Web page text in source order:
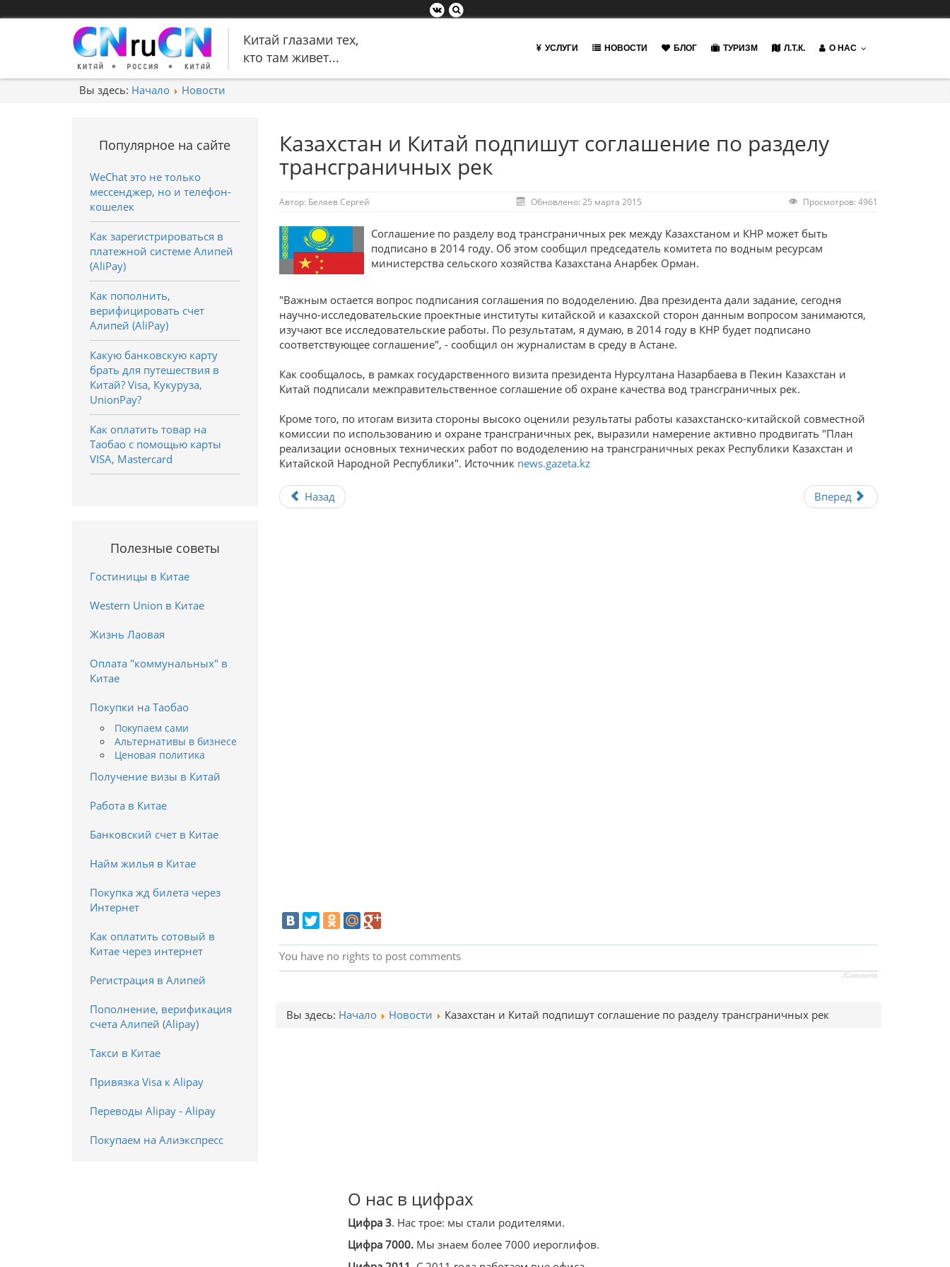
Китай глазами тех,
кто там живет...
УСЛУГИ НОВОСТИ БЛОГ ТУРИЗМ Л.Т.К. О НАС
Вы здесь: Начало Новости
Казахстан и Китай подпишут соглашение по разделу
трансграничных рек
Автор: Беляев Сергей Обновлено: 25 марта 2015 Просмотров: 4961
Соглашение по разделу вод трансграничных рек между Казахстаном и КНР может быть
подписано в 2014 году. Об этом сообщил председатель комитета по водным ресурсам
министерства сельского хозяйства Казахстана Анарбек Орман.
"Важным остается вопрос подписания соглашения по вододелению. Два президента дали задание, сегодня
научно-исследовательские проектные институты китайской и казахской сторон данным вопросом занимаются,
изучают все исследовательские работы. По результатам, я думаю, в 2014 году в КНР будет подписано
соответствующее соглашение", - сообщил он журналистам в среду в Астане.
Как сообщалось, в рамках государственного визита президента Нурсултана Назарбаева в Пекин Казахстан и
Китай подписали межправительственное соглашение об охране качества вод трансграничных рек.
Кроме того, по итогам визита стороны высоко оценили результаты работы казахстанско-китайской совместной
комиссии по использованию и охране трансграничных рек, выразили намерение активно продвигать "План
реализации основных технических работ по вододелению на трансграничных реках Республики Казахстан и
Китайской Народной Республики". Источник news.gazeta.kz
Назад Вперед
You have no rights to post comments
JComments
Вы здесь: Начало Новости Казахстан и Китай подпишут соглашение по разделу трансграничных рек
Популярное на сайте
WeChat это не только
мессенджер, но и телефон-
кошелек
Как зарегистрироваться в
платежной системе Алипей
(AliPay)
Как пополнить,
верифицировать счет
Алипей (AliPay)
Какую банковскую карту
брать для путешествия в
Китай? Visa, Кукуруза,
UnionPay?
Как оплатить товар на
Таобао с помощью карты
VISA, Mastercard
Полезные советы
Гостиницы в Китае
Western Union в Китае
Жизнь Лаовая
Оплата "коммунальных" в
Китае
Покупки на Таобао
Покупаем сами
Альтернативы в бизнесе
Ценовая политика
Получение визы в Китай
Работа в Китае
Банковский счет в Китае
Найм жилья в Китае
Покупка жд билета через
Интернет
Как оплатить сотовый в
Китае через интернет
Регистрация в Алипей
Пополнение, верификация
счета Алипей (Alipay)
Такси в Китае
Привязка Visa к Alipay
Переводы Alipay - Alipay
Покупаем на Алиэкспресс
О нас в цифрах
Цифра 3. Нас трое: мы стали родителями.
Цифра 7000. Мы знаем более 7000 иероглифов.